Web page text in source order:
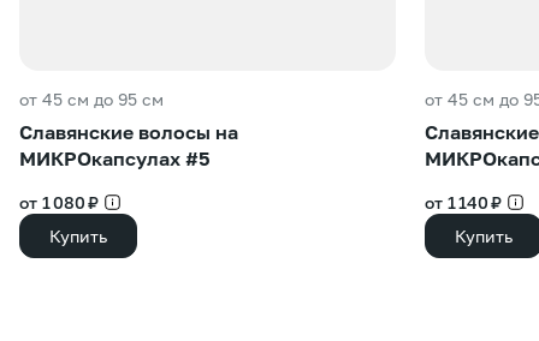
от 45 см до 95 см
Славянские волосы на
МИКРОкапсулах #5
от 1 080 ₽
Купить
от 45 см до
от 1 140 ₽
Купить